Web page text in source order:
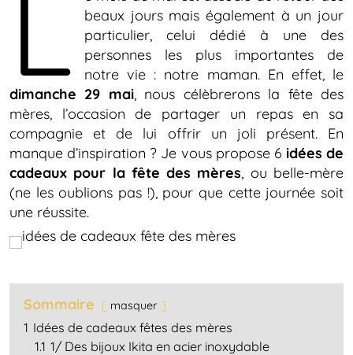
L
beaux jours mais également à un jour
particulier, celui dédié à une des
personnes les plus importantes de
notre vie : notre maman. En effet, le
dimanche 29 mai, nous célèbrerons la fête des
mères, l’occasion de partager un repas en sa
compagnie et de lui offrir un joli présent. En
manque d’inspiration ? Je vous propose 6 idées de
cadeaux pour la fête des mères , ou belle-mère
(ne les oublions pas !), pour que cette journée soit
une réussite.
Sommaire masquer
1 Idées de cadeaux fêtes des mères
1.1 1/ Des bijoux Ikita en acier inoxydable